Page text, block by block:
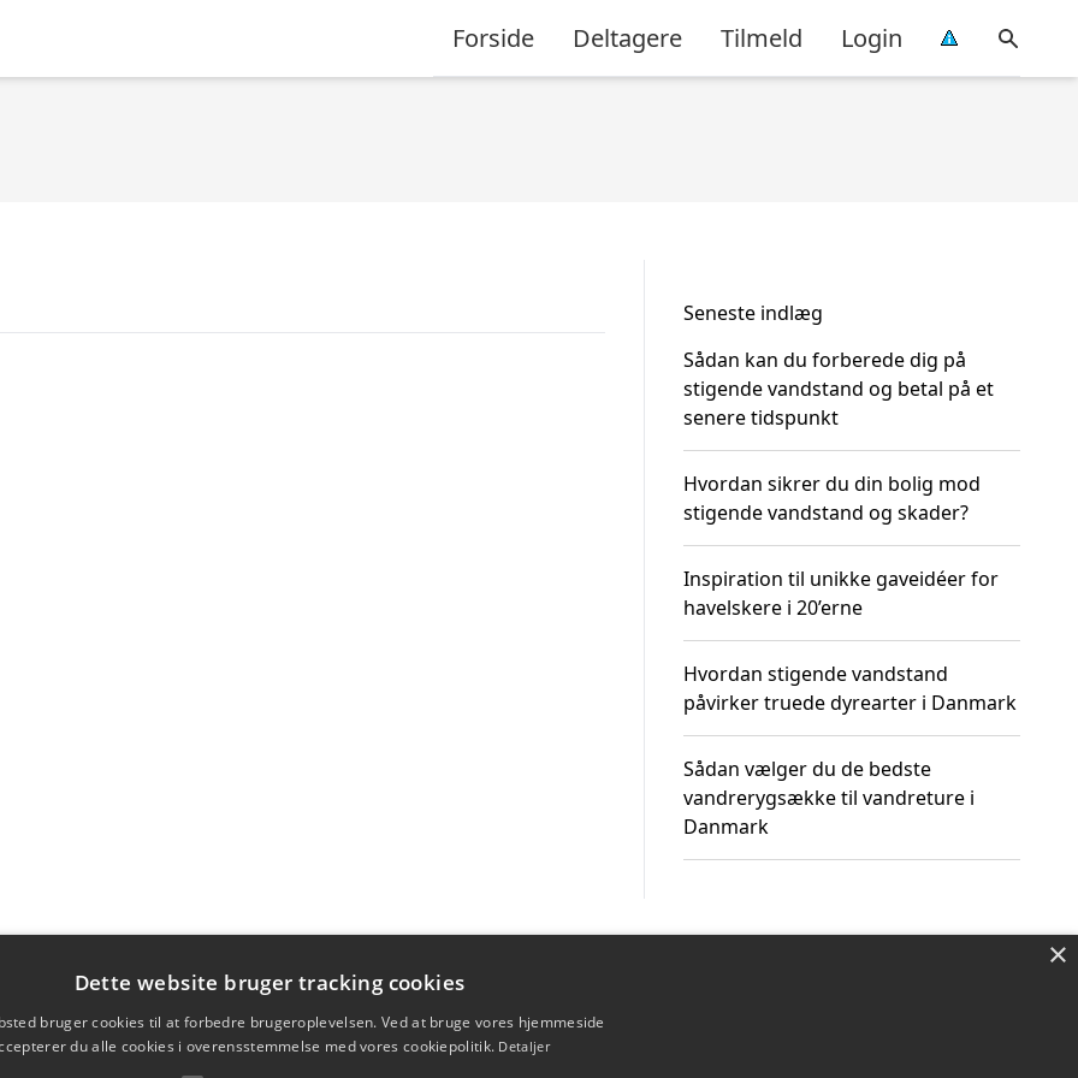
Forside Deltagere Tilmeld Login
Seneste indlæg
Sådan kan du forberede dig på
stigende vandstand og betal på et
senere tidspunkt
Hvordan sikrer du din bolig mod
stigende vandstand og skader?
Inspiration til unikke gaveidéer for
havelskere i 20’erne
Hvordan stigende vandstand
påvirker truede dyrearter i Danmark
Sådan vælger du de bedste
vandrerygsække til vandreture i
Danmark
×
Dette website bruger tracking cookies
bruger cookies til at forbedre brugeroplevelsen. Ved at bruge vores hjemmeside
du alle cookies i overensstemmelse med vores cookiepolitik. Detaljer